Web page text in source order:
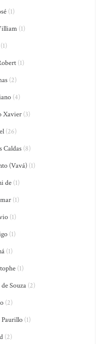
(1)
(1)
(1)
(1)
(2)
(4)
Xavier(3)
(26)
Caldas (8)
(Vavá) (1)
de (1)
(1)
(1)
(1)
(1)
(1)
Souza (2)
(2)
Paurillo (1)
(2)